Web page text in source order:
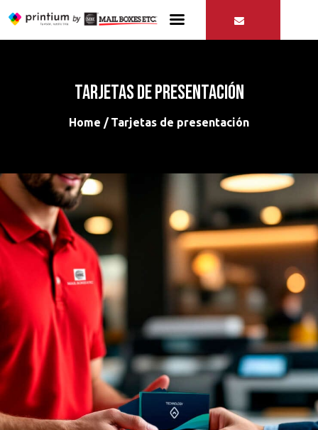
Tarjetas de presentación
Home Tarjetas de presentación